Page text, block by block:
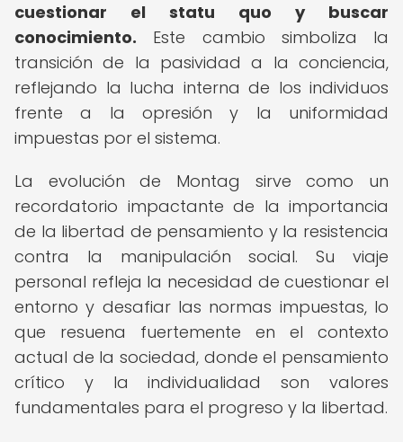
cuestionar el statu quo y buscar
conocimiento. Este cambio simboliza la
transición de la pasividad a la conciencia,
reflejando la lucha interna de los individuos
frente a la opresión y la uniformidad
impuestas por el sistema.
La evolución de Montag sirve como un
recordatorio impactante de la importancia
de la libertad de pensamiento y la resistencia
contra la manipulación social. Su viaje
personal refleja la necesidad de cuestionar el
entorno y desafiar las normas impuestas, lo
que resuena fuertemente en el contexto
actual de la sociedad, donde el pensamiento
crítico y la individualidad son valores
fundamentales para el progreso y la libertad.